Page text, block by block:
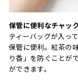
保管に便利なチャッ
ティーバッグが入っ
保管に便利。紅茶の
り香」を防ぐことが
ができます。